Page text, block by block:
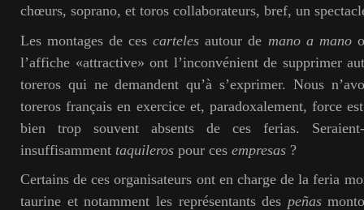
chœurs, soprano, et toros collaborateurs, bref, un
Les montages de cescartelesautour de mano a mano
l’affiche «attractive» ont l’inconvénient de supprimer
toreros qui ne demandent qu’à s’exprimer. Nous
toreros français en exercice et, paradoxalement, force
bien trop souvent absents de ces ferias.
insuffisamment taquileros pour ces empresas ?
Certains de ces organisateurs ont en charge de la feria
taurine et notamment les représentants des peñas